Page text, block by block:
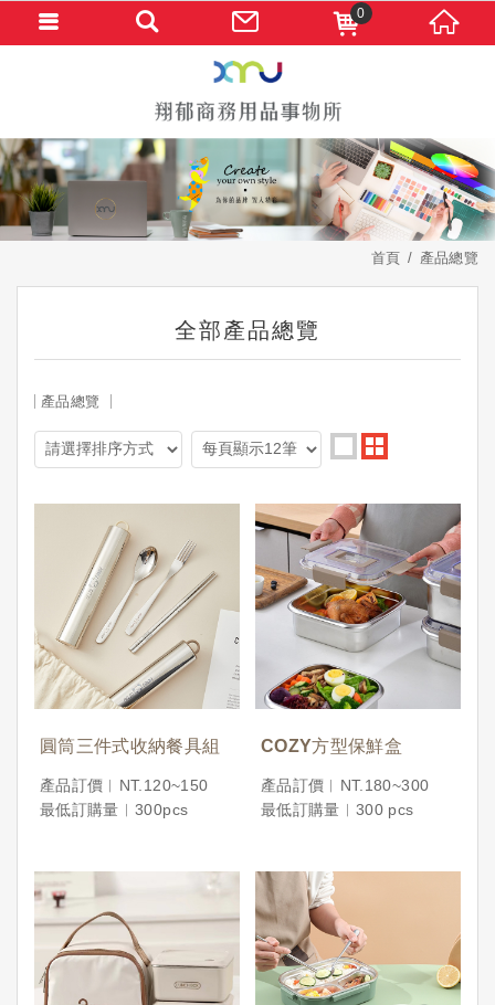
首頁 產品總覽
全部產品總覽
產品總覽
圓筒三件式收納餐具組
產品訂價︱NT.120~150
最低訂購量︱300pcs
COZY方型保鮮盒
產品訂價︱NT.180~300
最低訂購量︱300 pcs
0